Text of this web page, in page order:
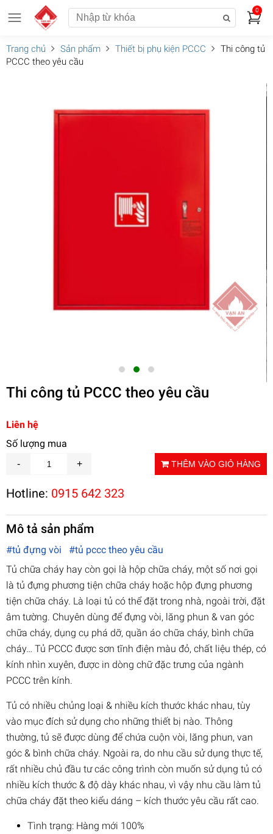
0
Trang chủ Sản phẩm Thiết bị phụ kiện PCCC
Thi công tủ
PCCC theo yêu cầu
Thi công tủ PCCC theo yêu cầu
Liên hệ
Số lượng mua
THÊM VÀO GIỎ HÀNG
Hotline: 0915 642 323
Mô tả sản phẩm
#tủ đựng vòi
#tủ pccc theo yêu cầu
Tủ chữa cháy hay còn gọi là hộp chữa cháy, một số nơi gọi
là tủ đựng phương tiện chữa cháy hoặc hộp đựng phương
tiện chữa cháy. Là loại tủ có thể đặt trong nhà, ngoài trời, đặt
âm tường. Chuyên dùng để đựng vòi, lăng phun & van góc
chữa cháy, dụng cụ phá dỡ, quần áo chữa cháy, bình chữa
cháy… Tủ PCCC được sơn tĩnh điện màu đỏ, chất liệu thép, có
kính nhìn xuyên, được in dòng chữ đặc trưng của ngành
PCCC trên kính.
Tủ có nhiều chủng loại & nhiều kích thước khác nhau, tùy
vào mục đích sử dụng cho những thiết bị nào. Thông
thường, tủ sẽ được dùng để chứa cuộn vòi, lăng phun, van
góc & bình chữa cháy. Ngoài ra, do nhu cầu sử dụng thực tế,
rất nhiều chủ đầu tư các công trình còn muốn sử dụng tủ có
nhiều kích thước & độ dày khác nhau, vì vậy nhu cầu làm tủ
chữa cháy đặt theo kiểu dáng – kích thước yêu cầu rất cao.
Tình trạng: Hàng mới 100%